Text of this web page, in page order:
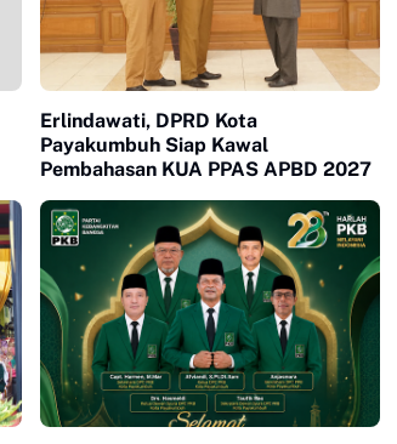
Erlindawati, DPRD Kota
Payakumbuh Siap Kawal
Pembahasan KUA PPAS APBD 2027